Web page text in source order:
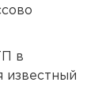
в
известный